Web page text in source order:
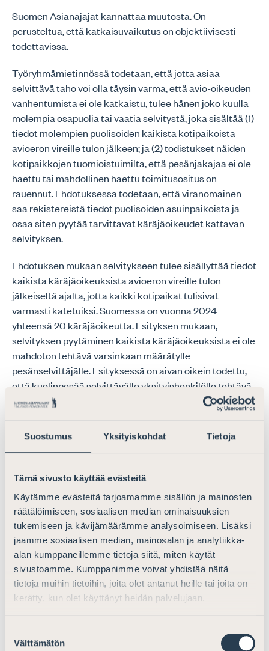
Suostumus Yksityiskohdat Tietoja
Tämä sivusto käyttää evästeitä
Käytämme evästeitä tarjoamamme sisällön ja mainosten
räätälöimiseen, sosiaalisen median ominaisuuksien
tukemiseen ja kävijämäärämme analysoimiseen. Lisäksi
jaamme sosiaalisen median, mainosalan ja analytiikka-
alan kumppaneillemme tietoja siitä, miten käytät
sivustoamme. Kumppanimme voivat yhdistää näitä
tietoja muihin tietoihin, joita olet antanut heille tai joita on
kerätty, kun olet käyttänyt heidän palvelujaan.
valinta
Välttämätön
Suomen Asianajajat kannattaa muutosta. On
perusteltua, että katkaisuvaikutus on objektiivisesti
todettavissa.
Työryhmämietinnössä todetaan, että jotta asiaa
selvittävä taho voi olla täysin varma, että avio-oikeuden
vanhentumista ei ole katkaistu, tulee hänen joko kuulla
molempia osapuolia tai vaatia selvitystä, joka sisältää (1)
tiedot molempien puolisoiden kaikista kotipaikoista
avioeron vireille tulon jälkeen; ja (2) todistukset näiden
kotipaikkojen tuomioistuimilta, että pesänjakajaa ei ole
haettu tai mahdollinen haettu toimitusositus on
rauennut. Ehdotuksessa todetaan, että viranomainen
saa rekistereistä tiedot puolisoiden asuinpaikoista ja
osaa siten pyytää tarvittavat käräjäoikeudet kattavan
selvityksen.
Ehdotuksen mukaan selvitykseen tulee sisällyttää tiedot
kaikista käräjäoikeuksista avioeron vireille tulon
jälkeiseltä ajalta, jotta kaikki kotipaikat tulisivat
varmasti katetuiksi. Suomessa on vuonna 2024
yhteensä 20 käräjäoikeutta. Esityksen mukaan,
selvityksen pyytäminen kaikista käräjäoikeuksista ei ole
mahdoton tehtävä varsinkaan määrätylle
pesänselvittäjälle. Esityksessä on aivan oikein todettu,
että kuolinpesää selvittävälle yksityishenkilölle tehtävä
ei välttämättä edes onnistu, koska aikaisempien
puolisoiden asumispaikkoja ennen vanhentumisaikaa ei
yksityishenkilö saa selvitettyä.
Pesänselvittäjä ja pesänjakaja ei ole viranomainen.
Ehdotuksen rakenne on siis, että kun perinnönjättäjä on
ollut naimisissa, pesänselvittäjän ja jakajan olisi
selvitettävä kaikista perinnönjättäjän ja tämän entisen
aviopuolison asuinpaikan käräjäoikeuksista, että
pesänjakajaa ei ole haettu 10 kuluessa
avioeropäätöksestä, tai että mahdollinen toimitus on
rauennut. Suomen Asianajajat katsoo, että tämä on
omiaan lisäämään pesänselvittäjän ja pesänjakajan
työmäärää merkittävästi.
aviopuolisoista elää, ja hänen yhteystietonsa ovat